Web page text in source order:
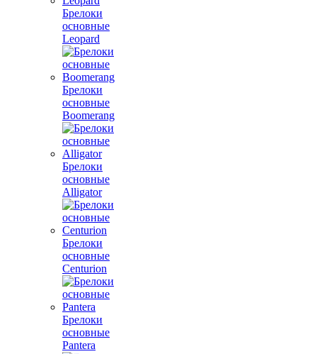
Брелоки
основные
Leopard
Брелоки
основные
Boomerang
Брелоки
основные
Alligator
Брелоки
основные
Centurion
Брелоки
основные
Pantera